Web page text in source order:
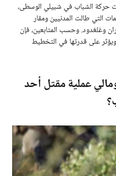
الشباب في شبيلي الوسطى،
التي طالت المدنيين ومقار
وغلغدود. وحسب المتابعين، فإن
على قدرتها في التخطيط
عملية مقتل أحد